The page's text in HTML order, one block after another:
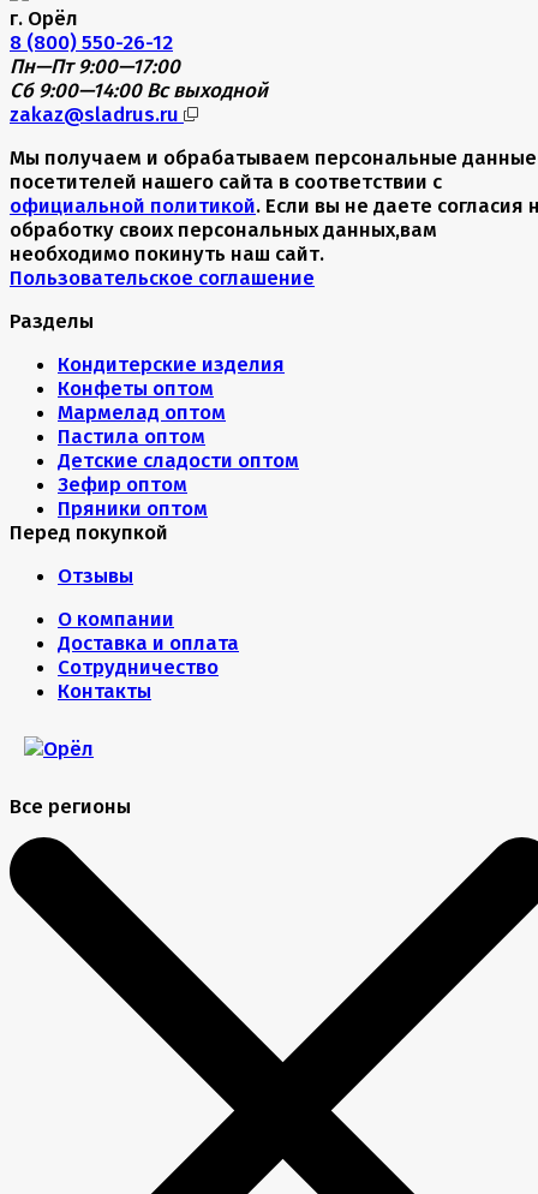
г. Орёл
8 (800) 550-26-12
Пн—Пт 9:00—17:00
Сб 9:00—14:00 Вс выходной
zakaz@sladrus.ru
Мы получаем и обрабатываем персональные данные
посетителей нашего сайта в соответствии с
официальной политикой. Если вы не даете согласия
обработку своих персональных данных,вам
необходимо покинуть наш сайт.
Пользовательское соглашение
Разделы
Кондитерские изделия
Конфеты оптом
Мармелад оптом
Пастила оптом
Детские сладости оптом
Зефир оптом
Пряники оптом
Перед покупкой
Отзывы
О компании
Доставка и оплата
Сотрудничество
Контакты
Все регионы